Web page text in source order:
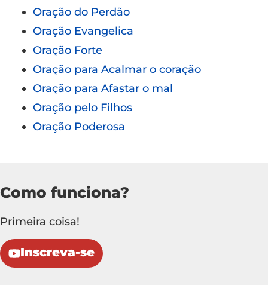
Oração do Perdão
Oração Evangelica
Oração Forte
Oração para Acalmar o coração
Oração para Afastar o mal
Oração pelo Filhos
Oração Poderosa
Como funciona?
Primeira coisa!
Inscreva-se